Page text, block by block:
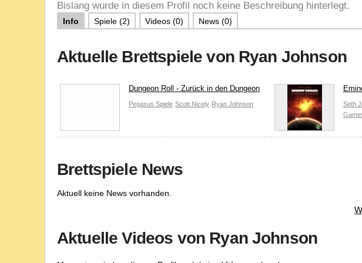
Bislang wurde in diesem Profil noch keine Beschreibung hinterlegt.
Info Spiele (2) Videos (0) News (0)
Aktuelle Brettspiele von Ryan Johnson
Dungeon Roll - Zurück in den Dungeon
Pegasus Spiele Scott Nicely Ryan Johnson Seth
Brettspiele News
Aktuell keine News vorhanden.
Aktuelle Videos von Ryan Johnson